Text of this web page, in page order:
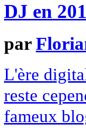
DJ en
par
L'ère
reste
fameux